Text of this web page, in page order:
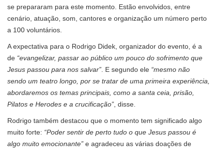
se prepararam para este momento. Estão envolvidos, entre
cenário, atuação, som, cantores e organização um número perto
a 100 voluntários.
A expectativa para o Rodrigo Didek, organizador do evento, é a
de “evangelizar, passar ao público um pouco do sofrimento que
Jesus passou para nos salvar”. E segundo ele “mesmo não
sendo um teatro longo, por se tratar de uma primeira experiência,
abordaremos os temas principais, como a santa ceia, prisão,
Pilatos e Herodes e a crucificação”, disse.
Rodrigo também destacou que o momento tem significado algo
muito forte: “Poder sentir de perto tudo o que Jesus passou é
algo muito emocionante” e agradeceu as várias doações de